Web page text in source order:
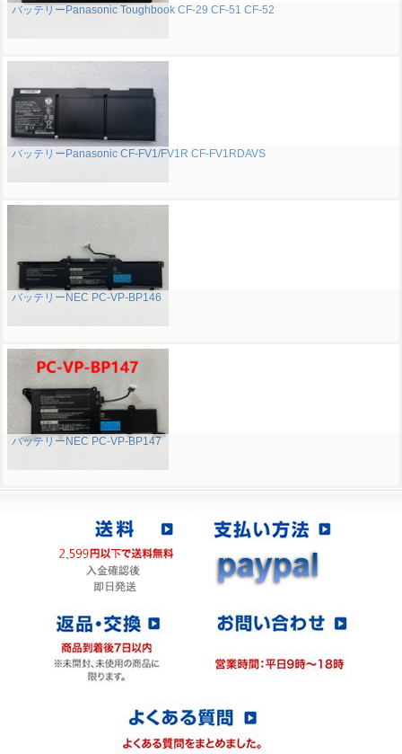
バッテリーPanasonic Toughbook CF-29 CF-51 CF-52
バッテリーPanasonic CF-FV1/FV1R CF-FV1RDAVS
バッテリーNEC PC-VP-BP146
バッテリーNEC PC-VP-BP147